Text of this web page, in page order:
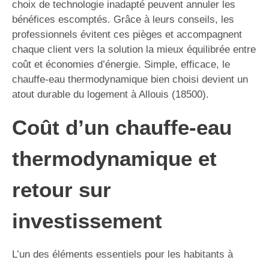
choix de technologie inadapté peuvent annuler les
bénéfices escomptés. Grâce à leurs conseils, les
professionnels évitent ces pièges et accompagnent
chaque client vers la solution la mieux équilibrée entre
coût et économies d’énergie. Simple, efficace, le
chauffe-eau thermodynamique bien choisi devient un
atout durable du logement à Allouis (18500).
Coût d’un chauffe-eau
thermodynamique et
retour sur
investissement
L’un des éléments essentiels pour les habitants à